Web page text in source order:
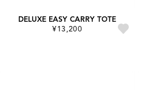
DELUXE EASY CARRY TOTE
¥13,200